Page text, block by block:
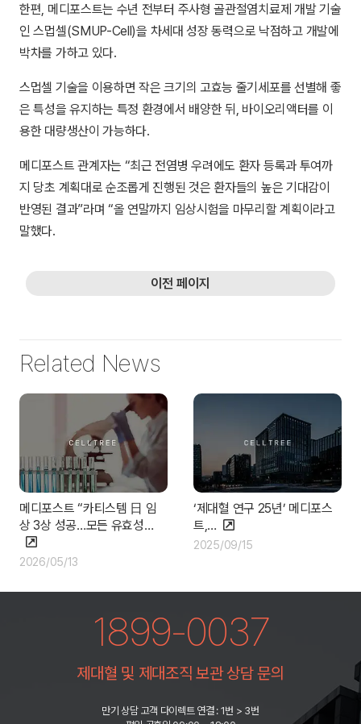
한편, 메디포스트는 수년 전부터 주사형 골관절염치료제 개발 기술
인 스멉셀(SMUP-Cell)을 차세대 성장 동력으로 낙점하고 개발에
박차를 가하고 있다.
스멉셀 기술을 이용하면 작은 크기의 고효능 줄기세포를 선별해 좋
은 특성을 유지하는 특정 환경에서 배양한 뒤, 바이오리액터를 이
용한 대량생산이 가능하다.
메디포스트 관계자는 “최근 전염병 우려에도 환자 등록과 투여까
지 당초 계획대로 순조롭게 진행된 것은 환자들의 높은 기대감이
반영된 결과”라며 “올 연말까지 임상시험을 마무리할 계획이라고
말했다.
이전 페이지
Related News
메디포스트 “카티스템 日 임
상 3상 성공…모든 유효성…
2026/05/13
‘제대혈 연구 25년’ 메디포스
트,…
2025/09/15
1899-0037
제대혈 및 제대조직 보관 상담 문의
만기 상담 고객 다이렉트 연결 : 1번 > 3번